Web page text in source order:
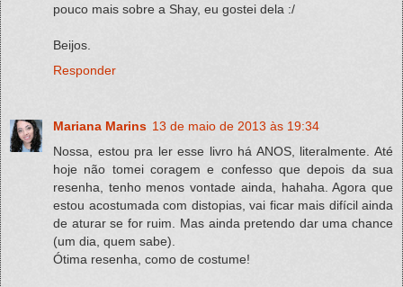
pouco mais sobre a Shay, eu gostei dela :/
Beijos.
Responder
Mariana Marins 13 de maio de 2013 às 19:34
Nossa, estou pra ler esse livro há ANOS, literalmente. Até
hoje não tomei coragem e confesso que depois da sua
resenha, tenho menos vontade ainda, hahaha. Agora que
estou acostumada com distopias, vai ficar mais difícil ainda
de aturar se for ruim. Mas ainda pretendo dar uma chance
(um dia, quem sabe).
Ótima resenha, como de costume!